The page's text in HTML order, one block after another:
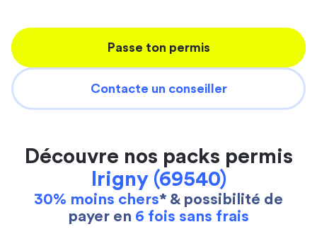
Passe ton permis
Contacte un conseiller
Découvre nos packs permis
Irigny (69540)
30% moins chers* & possibilité de
payer en 6 fois sans frais